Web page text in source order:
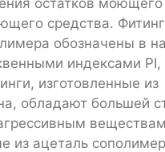
средства.
обозначены в
индексами PI,
изготовленные из
обладают большей
из ацеталь